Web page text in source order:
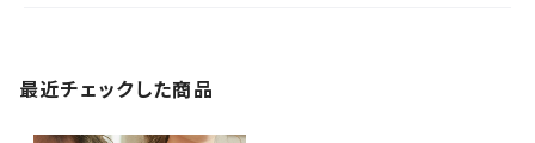
最近チェックした商品